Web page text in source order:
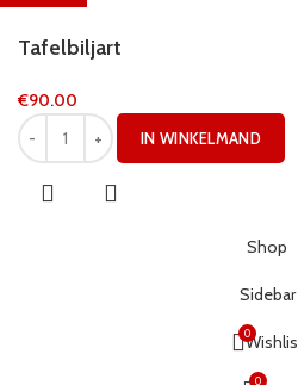
Tafelbiljart
€90.00
IN WINKELMAND
Shop
Sidebar
0
0